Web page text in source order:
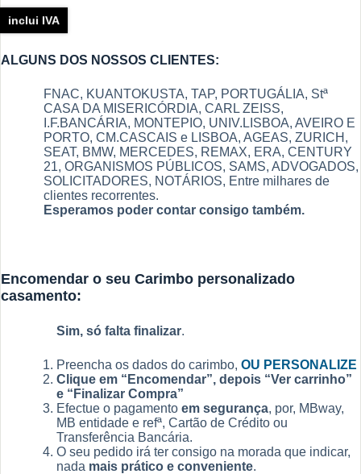
ALGUNS DOS NOSSOS CLIENTES:
FNAC, KUANTOKUSTA, TAP, PORTUGÁLIA, Stª
CASA DA MISERICÓRDIA, CARL ZEISS,
I.F.BANCÁRIA, MONTEPIO, UNIV.LISBOA, AVEIRO E
PORTO, CM.CASCAIS e LISBOA, AGEAS, ZURICH,
SEAT, BMW, MERCEDES, REMAX, ERA, CENTURY
21, ORGANISMOS PÚBLICOS, SAMS, ADVOGADOS,
SOLICITADORES, NOTÁRIOS, Entre milhares de
clientes recorrentes.
Esperamos poder contar consigo também.
Encomendar o seu Carimbo personalizado
casamento:
Sim, só falta finalizar.
Preencha os dados do carimbo, OU PERSONALIZE
Clique em “Encomendar”, depois “Ver carrinho”
e “Finalizar Compra”
Efectue o pagamento em segurança, por, MBway,
MB entidade e refª, Cartão de Crédito ou
Transferência Bancária.
O seu pedido irá ter consigo na morada que indicar,
nada mais prático e conveniente.
inclui IVA